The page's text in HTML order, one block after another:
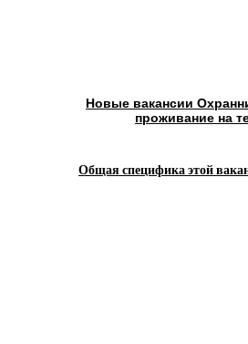
Новые вакансии
проживание на
Общая специфика этой